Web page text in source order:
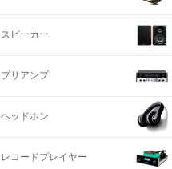
スピーカー
プリアンプ
ヘッドホン
レコードプレイヤー